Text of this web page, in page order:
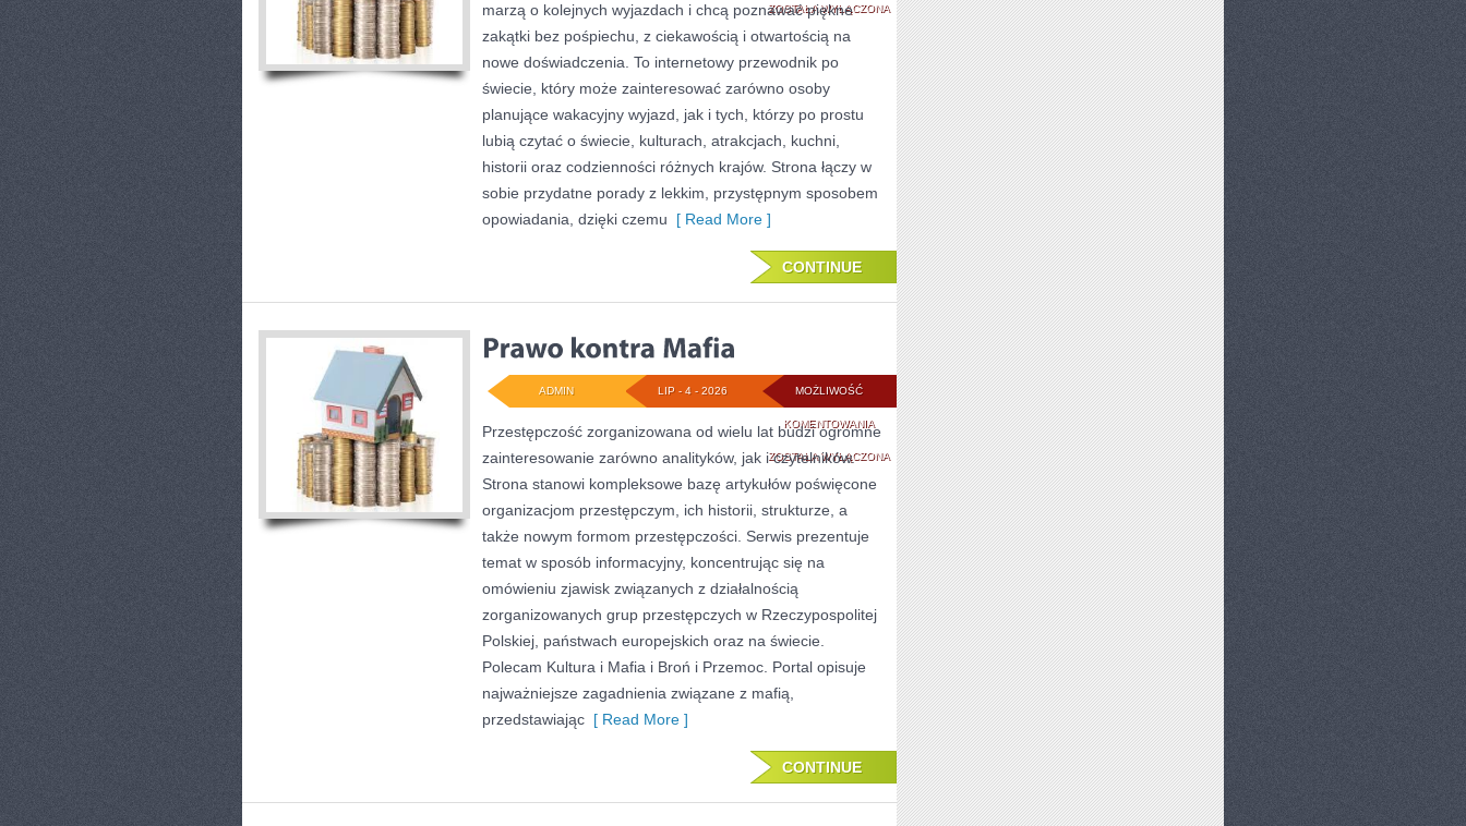
ZOSTAŁA WYŁĄCZONA
marzą o kolejnych wyjazdach i chcą poznawać piękne
zakątki bez pośpiechu, z ciekawością i otwartością na
nowe doświadczenia. To internetowy przewodnik po
świecie, który może zainteresować zarówno osoby
planujące wakacyjny wyjazd, jak i tych, którzy po prostu
lubią czytać o świecie, kulturach, atrakcjach, kuchni,
historii oraz codzienności różnych krajów. Strona łączy w
sobie przydatne porady z lekkim, przystępnym sposobem
opowiadania, dzięki czemu [ Read More ]
CONTINUE
MOŻLIWOŚĆ
KOMENTOWANIAPRAWO
KONTRA
MAFIA
ZOSTAŁA WYŁĄCZONA
LIP - 4 - 2026
ADMIN
Przestępczość zorganizowana od wielu lat budzi ogromne
zainteresowanie zarówno analityków, jak i czytelników.
Strona stanowi kompleksowe bazę artykułów poświęcone
organizacjom przestępczym, ich historii, strukturze, a
także nowym formom przestępczości. Serwis prezentuje
temat w sposób informacyjny, koncentrując się na
omówieniu zjawisk związanych z działalnością
zorganizowanych grup przestępczych w Rzeczypospolitej
Polskiej, państwach europejskich oraz na świecie.
Polecam Kultura i Mafia i Broń i Przemoc. Portal opisuje
najważniejsze zagadnienia związane z mafią,
przedstawiając [ Read More ]
CONTINUE